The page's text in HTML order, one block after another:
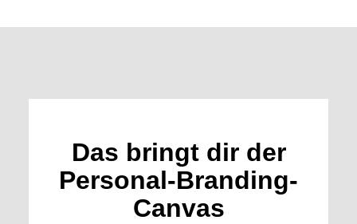
Das bringt dir der
Personal-Branding-
Canvas